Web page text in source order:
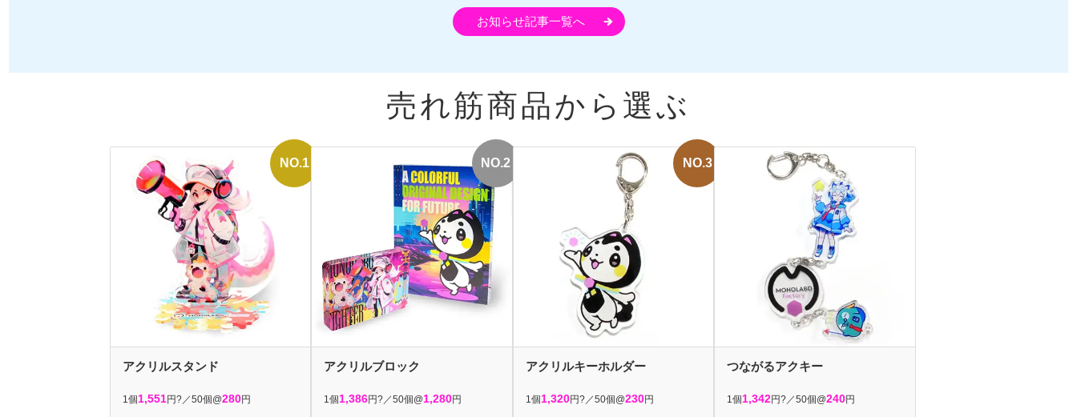
お知らせ記事一覧へ
売れ筋商品から選ぶ
アクリルスタンド
1個1,551円?／50個@280円
アクリルブロック
1個1,386円?／50個@1,280円
アクリルキーホルダー
1個1,320円?／50個@230円
つながるアクキー
1個1,342円?／50個@240円